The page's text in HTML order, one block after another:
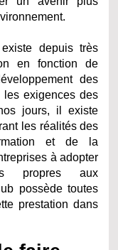
depuis très
en fonction de
des
exigences des
jours, il existe
les réalités des
et de la
à adopter
propres aux
possède toutes
prestation dans